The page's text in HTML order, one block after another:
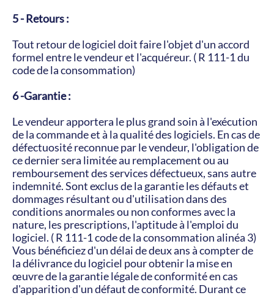
5 - Retours :
Tout retour de logiciel doit faire l'objet d'un accord
formel entre le vendeur et l'acquéreur. ( R 111-1 du
code de la consommation)
6 -Garantie :
Le vendeur apportera le plus grand soin à l'exécution
de la commande et à la qualité des logiciels. En cas de
défectuosité reconnue par le vendeur, l'obligation de
ce dernier sera limitée au remplacement ou au
remboursement des services défectueux, sans autre
indemnité. Sont exclus de la garantie les défauts et
dommages résultant ou d'utilisation dans des
conditions anormales ou non conformes avec la
nature, les prescriptions, l'aptitude à l'emploi du
logiciel. ( R 111-1 code de la consommation alinéa 3)
Vous bénéficiez d'un délai de deux ans à compter de
la délivrance du logiciel pour obtenir la mise en
œuvre de la garantie légale de conformité en cas
d'apparition d'un défaut de conformité. Durant ce